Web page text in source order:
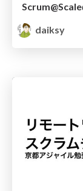
daiksy